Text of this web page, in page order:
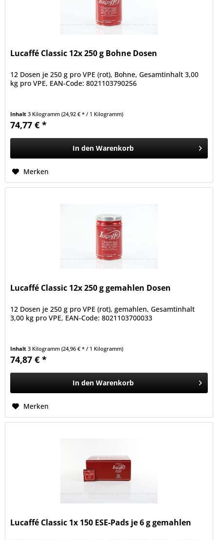
Lucaffé Classic 12x 250 g Bohne Dosen
12 Dosen je 250 g pro VPE (rot), Bohne, Gesamtinhalt 3,00
kg pro VPE, EAN-Code: 8021103790256
Inhalt3 Kilogramm(24,92 € * / 1 Kilogramm)
74,77 € *
In den Warenkorb
Merken
Lucaffé Classic 12x 250 g gemahlen Dosen
12 Dosen je 250 g pro VPE (rot), gemahlen, Gesamtinhalt
3,00 kg pro VPE, EAN-Code: 8021103700033
Inhalt3 Kilogramm(24,96 € * / 1 Kilogramm)
74,87 € *
In den Warenkorb
Merken
Lucaffé Classic 1x 150 ESE-Pads je 6 g gemahlen